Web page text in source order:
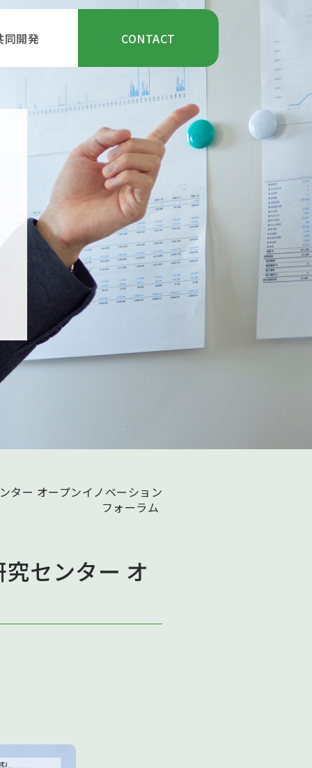
同開発 CONTACT
ター オープンイノベーション
フォーラム
センター オ